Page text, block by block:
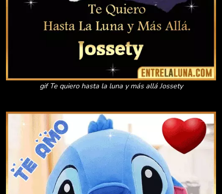
gif Te quiero hasta la luna y más allá Jossety